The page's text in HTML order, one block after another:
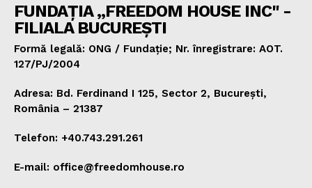
FUNDAȚIA „FREEDOM HOUSE INC" -
FILIALA BUCUREȘTI
Formă legală: ONG / Fundație; Nr. înregistrare: AOT.
127/PJ/2004
Adresa: Bd. Ferdinand I 125, Sector 2, București,
România – 21387
Telefon: +40.743.291.261
E-mail: office@freedomhouse.ro